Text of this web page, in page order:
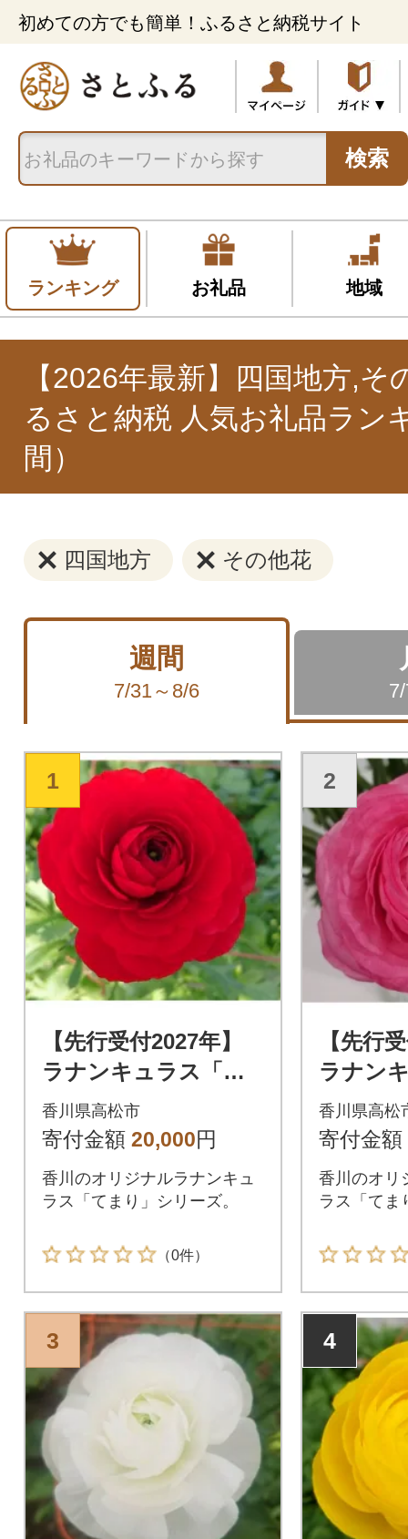
初めての方でも簡単！ふるさと納税サイト
検索
ランキング お礼品 地域
【2026年最新】四国地方,そ
るさと納税 人気お礼品ラン
間）
四国地方 その他花
週間
7/31～8/6
1
【先行受付2027年】
ラナンキュラス「赤
系色てまり」切花50
本
香川県高松市
寄付金額 20,000円
香川のオリジナルラナンキュ
ラス「てまり」シリーズ。
（0件）
2
【先行
ラナン
系色て
本
香川県高松
寄付金額
香川のオリ
ラス「てま
3 4